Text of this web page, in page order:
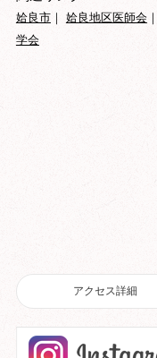
姶良市｜ 姶良地区医師会｜
学会
アクセス詳細